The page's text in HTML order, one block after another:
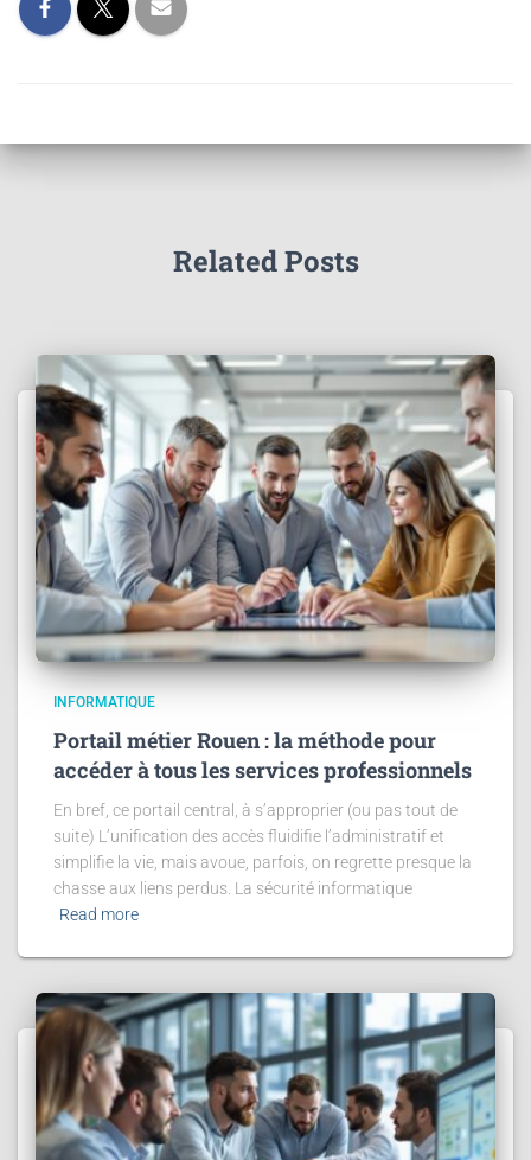
Related Posts
INFORMATIQUE
Portail métier Rouen : la méthode pour
accéder à tous les services professionnels
En bref, ce portail central, à s’approprier (ou pas tout de
suite) L’unification des accès fluidifie l’administratif et
simplifie la vie, mais avoue, parfois, on regrette presque la
chasse aux liens perdus. La sécurité informatique
Read more